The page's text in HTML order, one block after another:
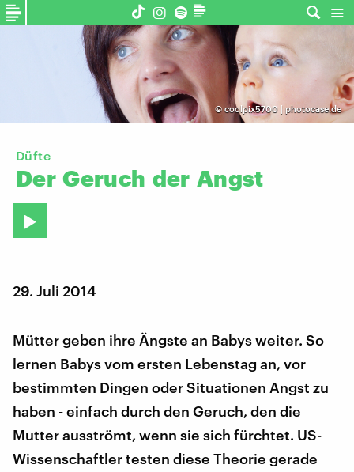
© coolpix5700 | photocase.de
Düfte
Der Geruch der Angst
29. Juli 2014
Mütter geben ihre Ängste an Babys weiter. So
lernen Babys vom ersten Lebenstag an, vor
bestimmten Dingen oder Situationen Angst zu
haben - einfach durch den Geruch, den die
Mutter ausströmt, wenn sie sich fürchtet. US-
Wissenschaftler testen diese Theorie gerade